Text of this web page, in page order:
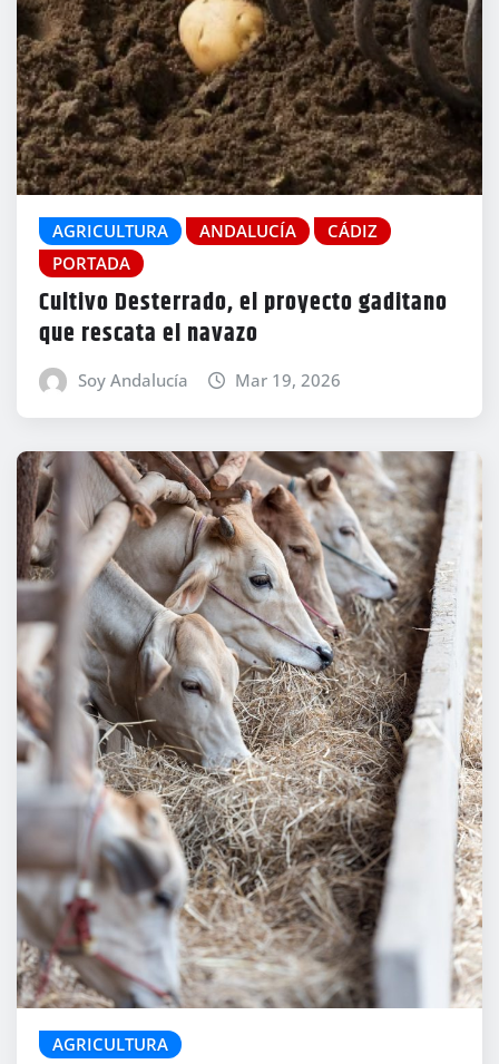
AGRICULTURA ANDALUCÍA
CÁDIZ
PORTADA
Cultivo Desterrado, el proyecto gaditano
que rescata el navazo
Soy Andalucía Mar 19, 2026
AGRICULTURA